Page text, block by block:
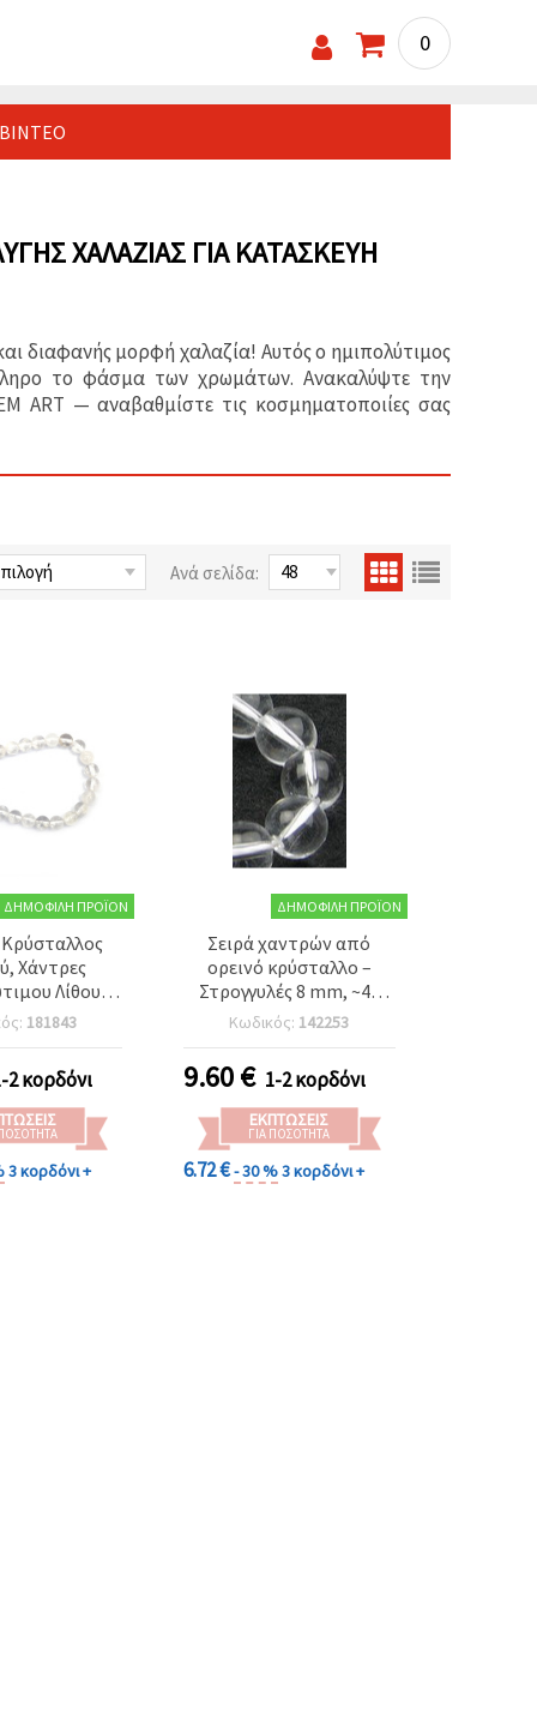
0
ΒΊΝΤΕΟ
ΧΑΛΑΖΊΑΣ ΓΙΑ ΚΑΤΑΣΚΕΥΉ
διαφανής μορφή χαλαζία! Αυτός ο ημιπολύτιμος
το φάσμα των χρωμάτων. Ανακαλύψτε την
ART — αναβαθμίστε τις κοσμηματοποιίες σας
Ανά σελίδα:
ΔΗΜΟΦΙΛΉ ΠΡΟΪΌΝ
Χάντρες
Λίθου,
Στρογγυλές
~49 τεμ.
181843
2 κορδόνι
3 κορδόνι +
ΔΗΜΟΦΙΛΉ ΠΡΟΪΌΝ
Σειρά χαντρών από
ορεινό κρύσταλλο –
Στρογγυλές 8 mm, ~45
τεμ. για διαχρονικά
σχέδια κοσμημάτων
Κωδικός: 142253
9.60€ 1-2 κορδόνι
ΕΚΠΤΏΣΕΙΣ
ΓΙΑ ΠΟΣΌΤΗΤΑ
6.72 €- 30 %3 κορδόνι +